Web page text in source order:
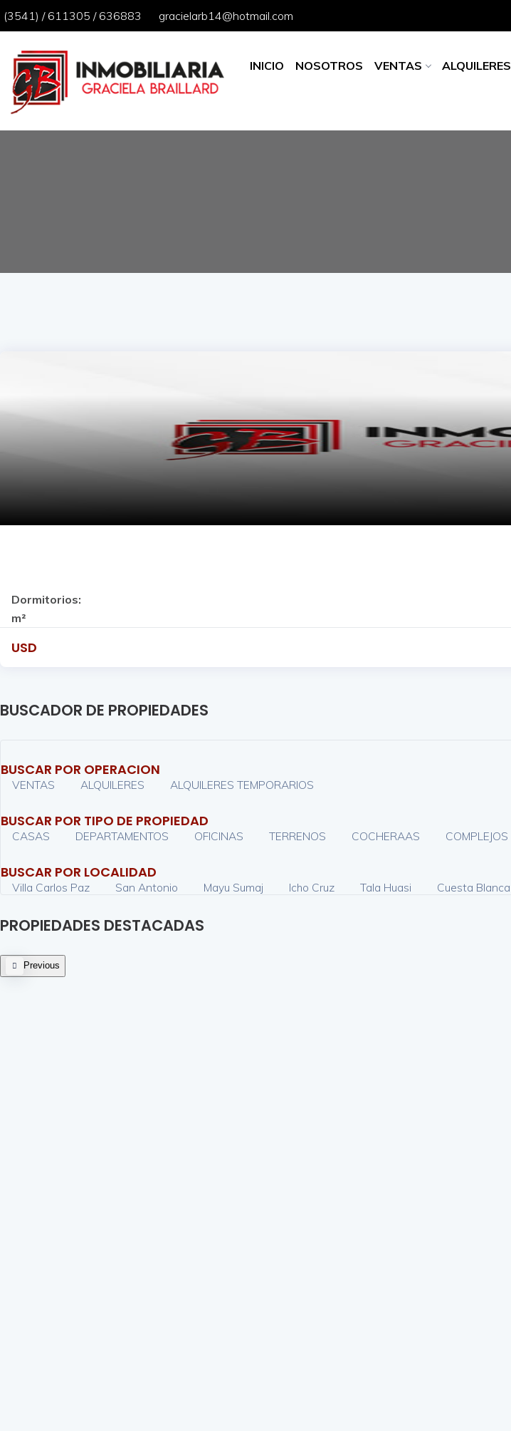
(3541) / 611305 / 636883 gracielarb14@hotmail.com
INICIO NOSOTROS VENTAS ALQUILERES
Dormitorios:
m²
USD
BUSCADOR DE PROPIEDADES
BUSCAR POR OPERACION
VENTAS ALQUILERES ALQUILERES TEMPORARIOS
BUSCAR POR TIPO DE PROPIEDAD
CASAS DEPARTAMENTOS OFICINAS TERRENOS COCHERAAS COMPLEJOS
BUSCAR POR LOCALIDAD
Villa Carlos Paz San Antonio Mayu Sumaj Icho Cruz Tala Huasi Cuesta Blanca
PROPIEDADES DESTACADAS
Previous